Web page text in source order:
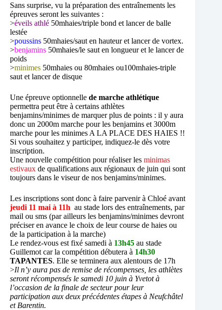
Sans surprise, vu la préparation des entraînements les
épreuves seront les suivantes :
>éveils athlé 50mhaies/triple bond et lancer de balle
lestée
>poussins 50mhaies/saut en hauteur et lancer de vortex.
>benjamins 50mhaies/le saut en longueur et le lancer de
poids
>minimes 50mhaies ou 80mhaies ou100mhaies-triple
saut et lancer de disque
Une épreuve optionnelle de marche athlétique
permettra peut être à certains athlètes
benjamins/minimes de marquer plus de points : il y aura
donc un 2000m marche pour les benjamins et 3000m
marche pour les minimes A LA PLACE DES HAIES !!
Si vous souhaitez y participer, indiquez-le dès votre
inscription.
Une nouvelle compétition pour réaliser les minimas
estivaux de qualifications aux régionaux de juin qui sont
toujours dans le viseur de nos benjamins/minimes.
Les inscriptions sont donc à faire parvenir à Chloé avant
jeudi 11 mai à 11h au stade lors des entraînements, par
mail ou sms (par ailleurs les benjamins/minimes devront
préciser en avance le choix de leur course de haies ou
de la participation à la marche)
Le rendez-vous est fixé samedi à 13h45 au stade
Guillemot car la compétition débutera à 14h30
TAPANTES. Elle se terminera aux alentours de 17h
>Il n’y aura pas de remise de récompenses, les athlètes
seront récompensés le samedi 10 juin à Yvetot à
l’occasion de la finale de secteur pour leur
participation aux deux précédentes étapes à Neufchâtel
et Barentin.